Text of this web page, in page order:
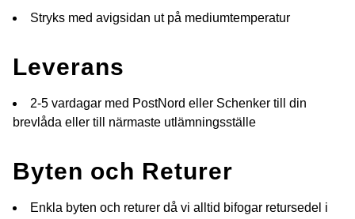
Stryks med avigsidan ut på mediumtemperatur
Leverans
2-5 vardagar med PostNord eller Schenker till din
brevlåda eller till närmaste utlämningsställe
Byten och Returer
Enkla byten och returer då vi alltid bifogar retursedel i